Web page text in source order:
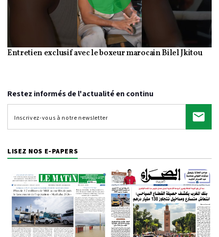
Play
Video
Entretien exclusif avec le boxeur marocain Bilel Jkitou
Restez informés de l'actualité en continu
LISEZ NOS E-PAPERS